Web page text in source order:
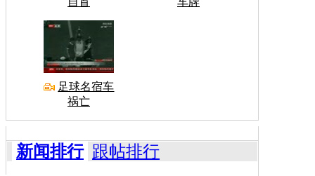
足球名宿车
祸亡
新闻排行 跟帖排行